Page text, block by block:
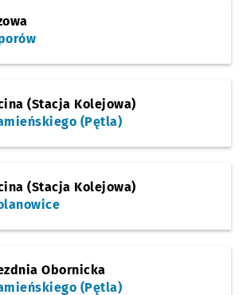
(Stacja Kolejowa)
(Pętla)
(Stacja Kolejowa)
Obornicka
(Pętla)